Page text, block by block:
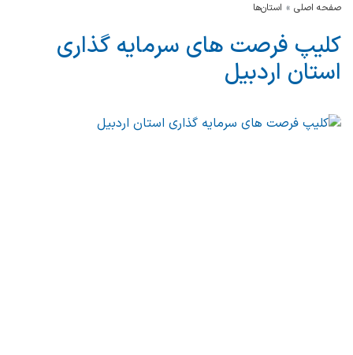
صفحه اصلی استان‌ها
کلیپ فرصت های سرمایه گذاری
استان اردبیل